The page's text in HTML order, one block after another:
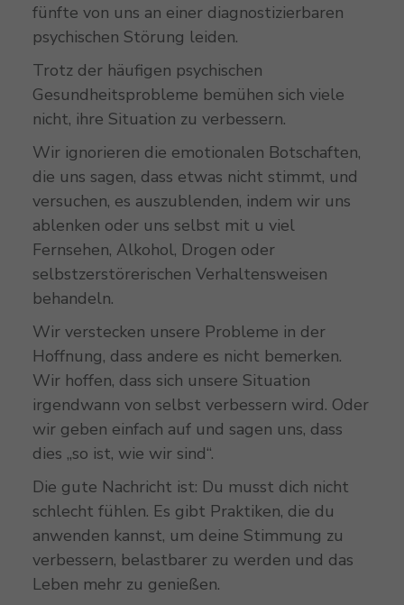
fünfte von uns an einer diagnostizierbaren
psychischen Störung leiden.
Trotz der häufigen psychischen
Gesundheitsprobleme bemühen sich viele
nicht, ihre Situation zu verbessern.
Wir ignorieren die emotionalen Botschaften,
die uns sagen, dass etwas nicht stimmt, und
versuchen, es auszublenden, indem wir uns
ablenken oder uns selbst mit u viel
Fernsehen, Alkohol, Drogen oder
selbstzerstörerischen Verhaltensweisen
behandeln.
Wir verstecken unsere Probleme in der
Hoffnung, dass andere es nicht bemerken.
Wir hoffen, dass sich unsere Situation
irgendwann von selbst verbessern wird. Oder
wir geben einfach auf und sagen uns, dass
dies „so ist, wie wir sind“.
Die gute Nachricht ist: Du musst dich nicht
schlecht fühlen. Es gibt Praktiken, die du
anwenden kannst, um deine Stimmung zu
verbessern, belastbarer zu werden und das
Leben mehr zu genießen.